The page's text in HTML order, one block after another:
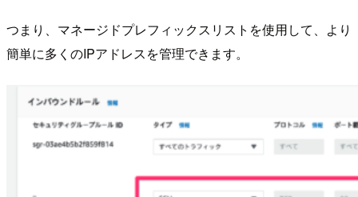
つまり、マネージドプレフィックスリストを使用して、より
簡単に多くのIPアドレスを管理できます。